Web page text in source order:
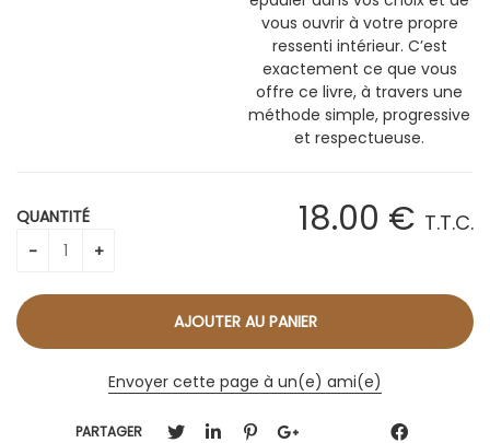
vous ouvrir à votre propre
ressenti intérieur. C’est
exactement ce que vous
offre ce livre, à travers une
méthode simple, progressive
et respectueuse.
18.00 € T.T.C.
QUANTITÉ
Envoyer cette page à un(e) ami(e)
PARTAGER